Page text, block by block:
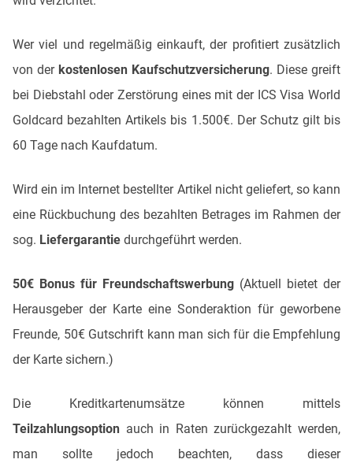
Wer viel und regelmäßig einkauft, der profitiert zusätzlich
von der kostenlosen Kaufschutzversicherung. Diese greift
bei Diebstahl oder Zerstörung eines mit der ICS Visa World
Goldcard bezahlten Artikels bis 1.500€. Der Schutz gilt bis
60 Tage nach Kaufdatum.
Wird ein im Internet bestellter Artikel nicht geliefert, so kann
eine Rückbuchung des bezahlten Betrages im Rahmen der
sog. Liefergarantie durchgeführt werden.
50€ Bonus für Freundschaftswerbung (Aktuell bietet der
Herausgeber der Karte eine Sonderaktion für geworbene
Freunde, 50€ Gutschrift kann man sich für die Empfehlung
der Karte sichern.)
Die Kreditkartenumsätze können mittels
Teilzahlungsoption auch in Raten zurückgezahlt werden,
man sollte jedoch beachten, dass dieser